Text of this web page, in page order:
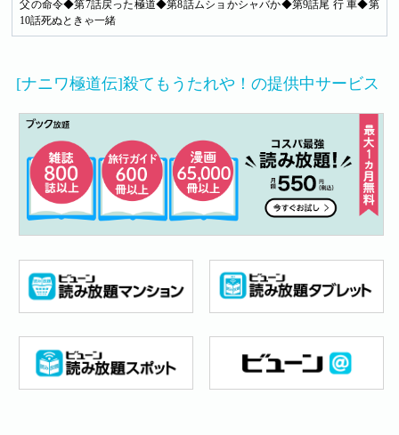
父の命令◆第7話戻った極道◆第8話ムショかシャバか◆第9話尾 行 車◆第
10話死ぬときゃ一緒
[ナニワ極道伝]殺てもうたれや！の提供中サービス